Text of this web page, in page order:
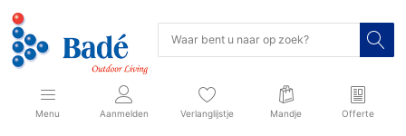
Menu Aanmelden Verlanglijstje Mandje Offerte